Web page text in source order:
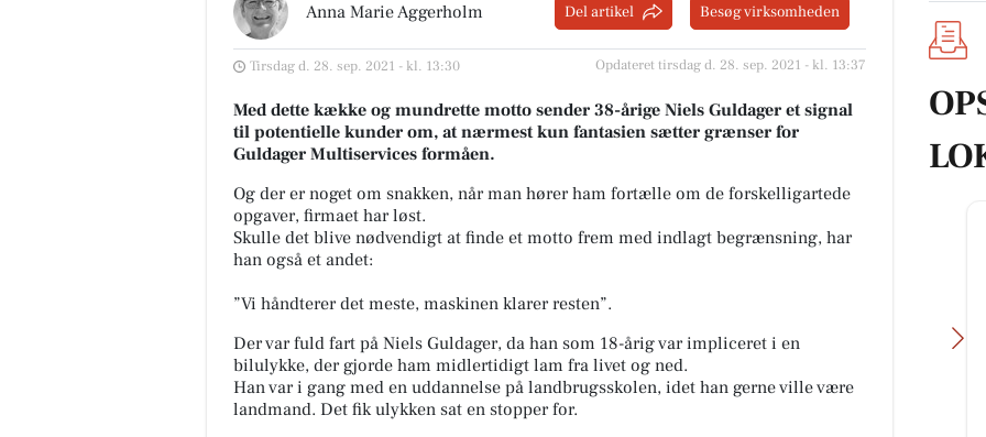
Anna Marie Aggerholm Del artikel Besøg virksomheden
Tirsdag d. 28. sep. 2021 - kl. 13:30 Opdateret tirsdag d. 28. sep. 2021 - kl. 13:37
Med dette kække og mundrette motto sender 38-årige Niels Guldager et signal
til potentielle kunder om, at nærmest kun fantasien sætter grænser for
Guldager Multiservices formåen.
Og der er noget om snakken, når man hører ham fortælle om de forskelligartede
opgaver, firmaet har løst.
Skulle det blive nødvendigt at finde et motto frem med indlagt begrænsning, har
han også et andet:
”Vi håndterer det meste, maskinen klarer resten”.
Der var fuld fart på Niels Guldager, da han som 18-årig var impliceret i en
bilulykke, der gjorde ham midlertidigt lam fra livet og ned.
Han var i gang med en uddannelse på landbrugsskolen, idet han gerne ville være
landmand. Det fik ulykken sat en stopper for.